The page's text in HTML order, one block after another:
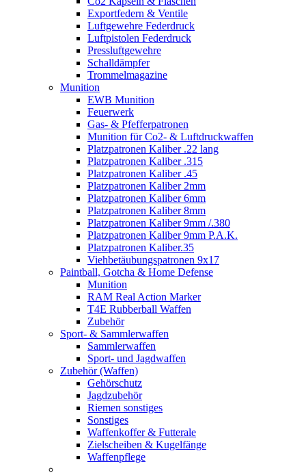
Exportfedern & Ventile
Luftgewehre Federdruck
Luftpistolen Federdruck
Pressluftgewehre
Schalldämpfer
Trommelmagazine
Munition
EWB Munition
Feuerwerk
Gas- & Pfefferpatronen
Munition für Co2- & Luftdruckwaffen
Platzpatronen Kaliber .22 lang
Platzpatronen Kaliber .315
Platzpatronen Kaliber .45
Platzpatronen Kaliber 2mm
Platzpatronen Kaliber 6mm
Platzpatronen Kaliber 8mm
Platzpatronen Kaliber 9mm /.380
Platzpatronen Kaliber 9mm P.A.K.
Platzpatronen Kaliber.35
Viehbetäubungspatronen 9x17
Paintball, Gotcha & Home Defense
Munition
RAM Real Action Marker
T4E Rubberball Waffen
Zubehör
Sport- & Sammlerwaffen
Sammlerwaffen
Sport- und Jagdwaffen
Zubehör (Waffen)
Gehörschutz
Jagdzubehör
Riemen sonstiges
Sonstiges
Waffenkoffer & Futterale
Zielscheiben & Kugelfänge
Waffenpflege